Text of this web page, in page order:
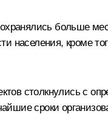
больше
населения, кроме
столкнулись с
сроки